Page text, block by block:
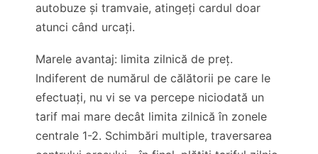
autobuze și tramvaie, atingeți cardul doar
atunci când urcați.
Marele avantaj: limita zilnică de preț.
Indiferent de numărul de călătorii pe care le
efectuați, nu vi se va percepe niciodată un
tarif mai mare decât limita zilnică în zonele
centrale 1-2. Schimbări multiple, traversarea